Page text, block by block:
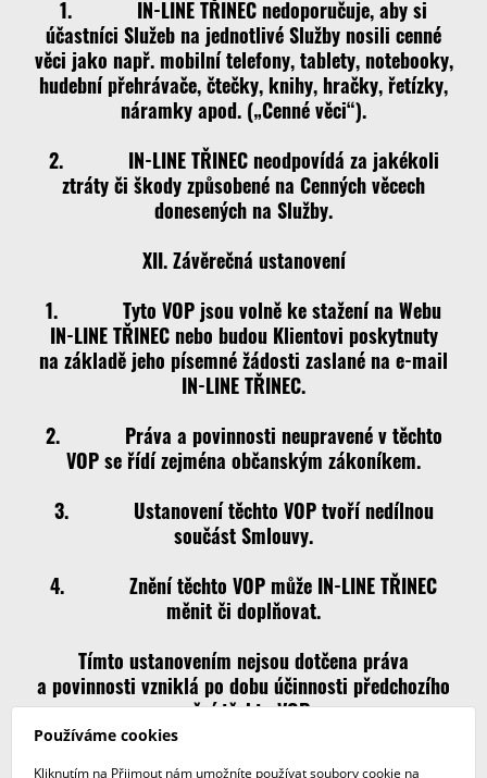
1. IN-LINE TŘINEC nedoporučuje, aby si
účastníci Služeb na jednotlivé Služby nosili cenné
věci jako např. mobilní telefony, tablety, notebooky,
hudební přehrávače, čtečky, knihy, hračky, řetízky,
náramky apod. („Cenné věci“).
2. IN-LINE TŘINEC neodpovídá za jakékoli
ztráty či škody způsobené na Cenných věcech
donesených na Služby.
XII. Závěrečná ustanovení
1. Tyto VOP jsou volně ke stažení na Webu
IN-LINE TŘINEC nebo budou Klientovi poskytnuty
na základě jeho písemné žádosti zaslané na e-mail
IN-LINE TŘINEC.
2. Práva a povinnosti neupravené v těchto
VOP se řídí zejména občanským zákoníkem.
3. Ustanovení těchto VOP tvoří nedílnou
součást Smlouvy.
4. Znění těchto VOP může IN-LINE TŘINEC
měnit či doplňovat.
Tímto ustanovením nejsou dotčena práva
a povinnosti vzniklá po dobu účinnosti předchozího
znění těchto VOP.
Používáme cookies
Kliknutím na Přijmout nám umožníte používat soubory cookie na